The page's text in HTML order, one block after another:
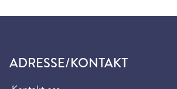
ADRESSE/KONTAKT